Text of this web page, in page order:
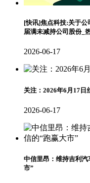
[快讯]焦点科技:关于
届满未减持公司股份_
2026-06-17
关注：2026年6月17日
2026-06-17
中信里昂：维持吉利
市”